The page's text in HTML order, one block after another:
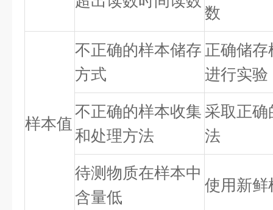
数
样本值
不正确的样本储存
方式
正确储
进行实验
不正确的样本收集
和处理方法
采取正
法
待测物质在样本中
含量低
使用新鲜